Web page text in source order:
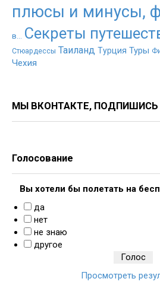
плюсы и минусы,
в... Секреты
Стюардессы Таиланд Турция Туры
Чехия
МЫ ВКОНТАКТЕ, ПОДПИШИСЬ
Голосование
Вы хотели бы полетать на
да
нет
не знаю
другое
Просмотреть